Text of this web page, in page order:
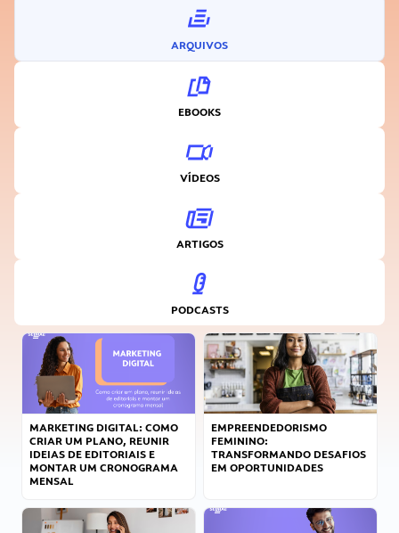
ARQUIVOS
EBOOKS
VÍDEOS
ARTIGOS
PODCASTS
MARKETING DIGITAL: COMO
CRIAR UM PLANO, REUNIR
IDEIAS DE EDITORIAIS E
MONTAR UM CRONOGRAMA
MENSAL
EMPREENDEDORISMO
FEMININO:
TRANSFORMANDO DESAFIOS
EM OPORTUNIDADES